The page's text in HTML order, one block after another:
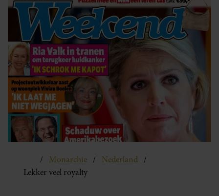
Monarchie
Nederland
Lekker veel royalty